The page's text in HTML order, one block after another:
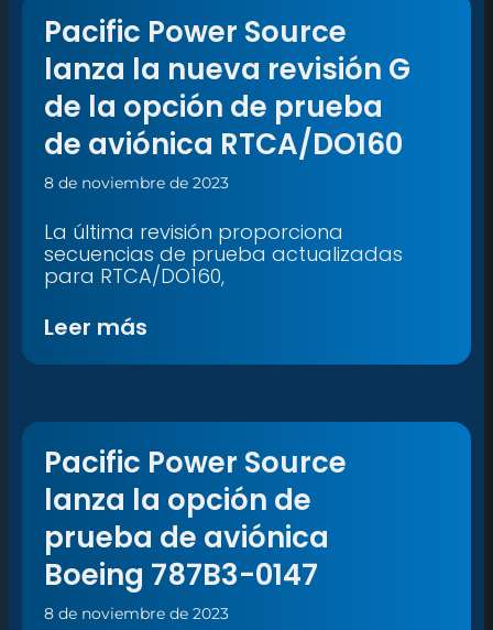
Pacific Power Source
lanza la nueva revisión G
de la opción de prueba
de aviónica RTCA/DO160
8 de noviembre de 2023
La última revisión proporciona
secuencias de prueba actualizadas
para RTCA/DO160,
Leer más
Pacific Power Source
lanza la opción de
prueba de aviónica
Boeing 787B3-0147
8 de noviembre de 2023